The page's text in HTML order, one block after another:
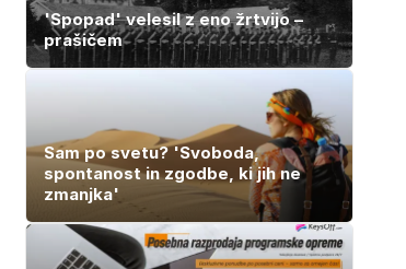
'Spopad' velesil z eno žrtvijo –
prašičem
Sam po svetu? 'Svoboda,
spontanost in zgodbe, ki jih ne
zmanjka'